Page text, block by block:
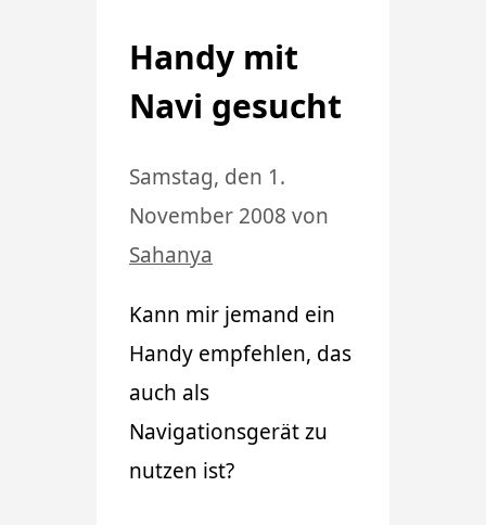
Handy mit
Navi gesucht
Samstag, den 1.
November 2008 von
Sahanya
Kann mir jemand ein
Handy empfehlen, das
auch als
Navigationsgerät zu
nutzen ist?